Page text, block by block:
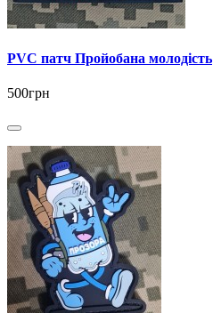
PVC патч Пройобана молодість
500грн